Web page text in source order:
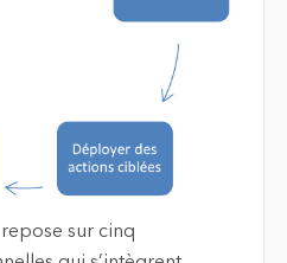
sur cinq